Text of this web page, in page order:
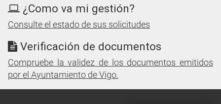
¿Como va mi gestión?
Consulte el estado de sus solicitudes
Verificación de documentos
Compruebe la validez de los documentos emitidos
por el Ayuntamiento de Vigo.